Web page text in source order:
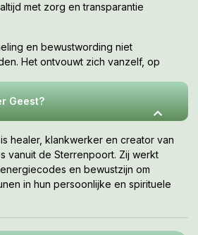
met zorg en transparantie
en bewustwording niet
Het ontvouwt zich vanzelf, op
Geest?
healer, klankwerker en creator van
vanuit de Sterrenpoort. Zij werkt
en bewustzijn om
in hun persoonlijke en spirituele